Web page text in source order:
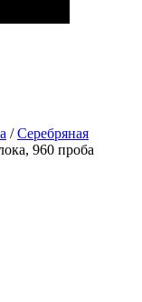
/Серебряная
960 проба